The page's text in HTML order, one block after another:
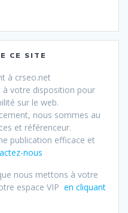
CE SITE
à crseo.net
à votre disposition pour
sur le web.
nous sommes au
et référenceur.
publication efficace et
nous
nous mettons à votre
espace VIP en cliquant